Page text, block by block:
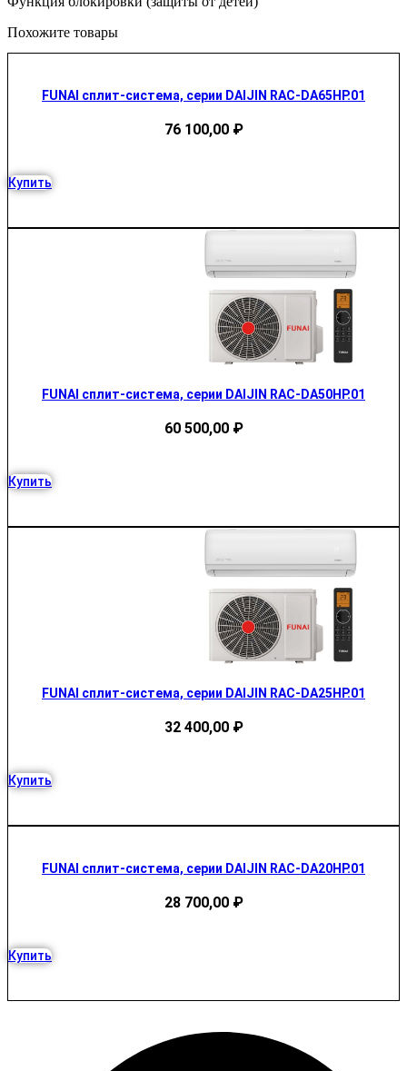
Похожите товары
FUNAI сплит-система, серии DAIJIN RAC-DA65HP.01
76 100,00 ₽
Купить
FUNAI сплит-система, серии DAIJIN RAC-DA50HP.01
60 500,00 ₽
Купить
FUNAI сплит-система, серии DAIJIN RAC-DA25HP.01
32 400,00 ₽
Купить
FUNAI сплит-система, серии DAIJIN RAC-DA20HP.01
28 700,00 ₽
Купить